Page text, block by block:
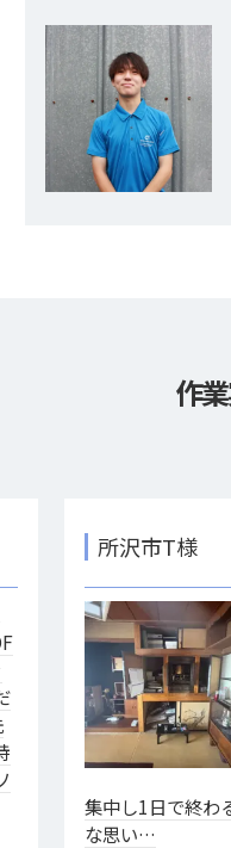
作
所沢市T様
集中し1日で終わ
な思い…